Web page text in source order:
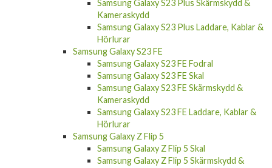
Samsung Galaxy S23 Plus Skärmskydd &
Kameraskydd
Samsung Galaxy S23 Plus Laddare, Kablar &
Hörlurar
Samsung Galaxy S23 FE
Samsung Galaxy S23 FE Fodral
Samsung Galaxy S23 FE Skal
Samsung Galaxy S23 FE Skärmskydd &
Kameraskydd
Samsung Galaxy S23 FE Laddare, Kablar &
Hörlurar
Samsung Galaxy Z Flip 5
Samsung Galaxy Z Flip 5 Skal
Samsung Galaxy Z Flip 5 Skärmskydd &